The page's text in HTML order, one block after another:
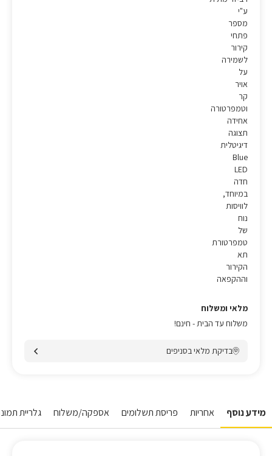
ע"י
מספר
פתחי
קירור
לשמירה
על
אויר
קר
וטמפרטורה
אחידה
תצוגה
דיגיטלית
Blue
LED
חדה
במיוחד,
לוויסות
נוח
של
טמפרטורת
תא
הקירור
וההקפאה
מלאי ומשלוח
משלוח עד הבית - חינם!
בדיקת מלאי בסניפים
מידע נוסף אחריות פריסת תשלומים אספקה/משלוח גלריית